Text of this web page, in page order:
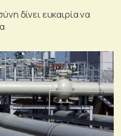
δίνει ευκαιρία να